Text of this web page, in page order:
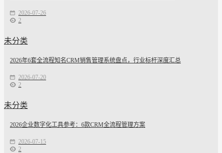
2026-07-26
2
未分类
2026年6套全流程知名CRM销售管理系统盘点，行业标杆深度汇总
2026-07-20
2
未分类
2026企业数字化工具参考：6款CRM全流程管理方案
2026-07-15
2